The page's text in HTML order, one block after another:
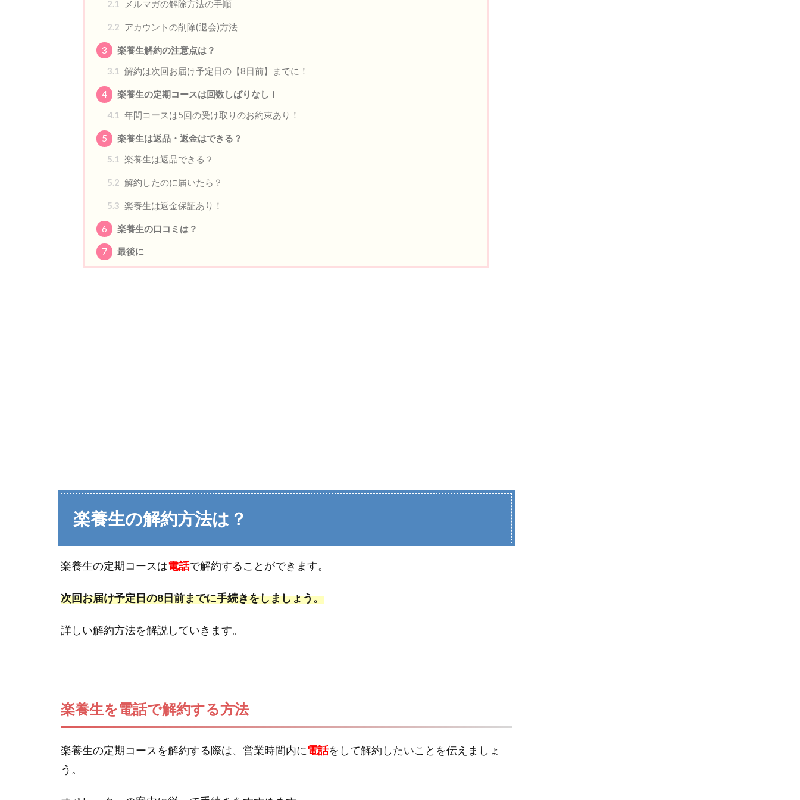
2.1 メルマガの解除方法の手順
2.2 アカウントの削除(退会)方法
3
楽養生解約の注意点は？
3.1
解約は次回お届け予定日の【8日前】までに！
4
楽養生の定期コースは回数しばりなし！
4.1
年間コースは5回の受け取りのお約束あり！
5
楽養生は返品・返金はできる？
5.1
楽養生は返品できる？
5.2 解約したのに届いたら？
5.3 楽養生は返金保証あり！
6 楽養生の口コミは？
7 最後に
楽養生の解約方法は？
楽養生の定期コースは電話で解約することができます。
次回お届け予定日の8日前までに手続きをしましょう。
詳しい解約方法を解説していきます。
楽養生を電話で解約する方法
楽養生の定期コースを解約する際は、営業時間内に電話をして解約したいことを伝えましょ
う。